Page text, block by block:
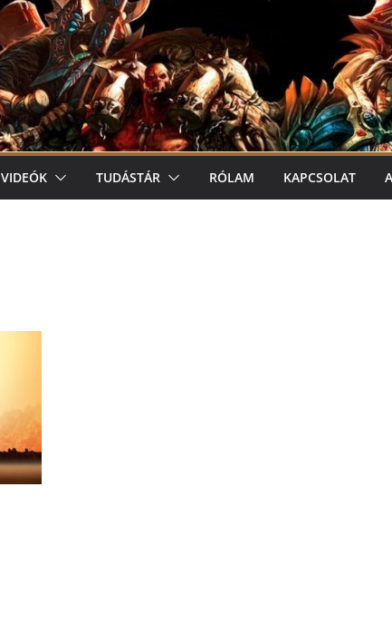
VIDEÓK TUDÁSTÁR RÓLAM KAPCSOLAT